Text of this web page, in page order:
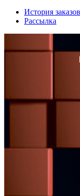
История заказов
Рассылка